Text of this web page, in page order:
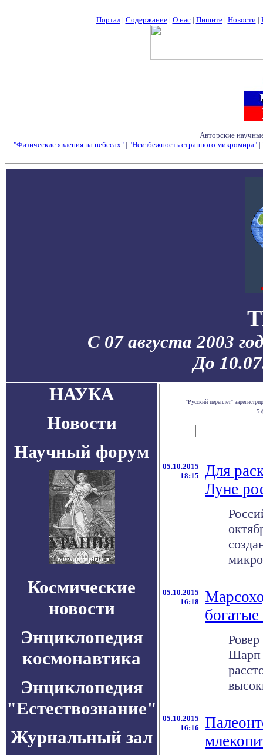
Портал| Содержание| О нас| Пишите| Новости|
Авторские
"Физические явления на небесах" | "Неизбежность странного микромира" |
С 07 августа 2003
До
НАУКА
Новости
Научный форум
Космические
новости
Энциклопедия
космонавтика
Энциклопедия
"Естествознание"
Журнальный зал
"Русский переплет"
5
05.10.2015
18:15
Для
Луне
05.10.2015
16:18
Шарп
05.10.2015
16:16